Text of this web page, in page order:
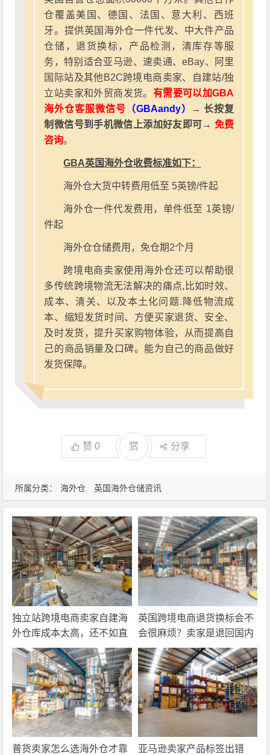
所属分类： 海外仓 英国海外仓储资讯
仓覆盖美国、德国、法国、意大利、西班
牙。提供英国海外仓一件代发、中大件产品
仓储，退货换标，产品检测，清库存等服
务，特别适合亚马逊、速卖通、eBay、阿里
国际站及其他B2C跨境电商卖家、自建站/独
立站卖家和外贸商发货。 有需要可以加GBA
海外仓客服微信号 （GBAandy）
→ 长按复
制微信号到手机微信上添加好友即可→ 免费
咨询。
GBA英国海外仓收费标准如下：
海外仓大货中转费用低至 5英镑/件起
海外仓一件代发费用，单件低至 1英镑/
件起
海外仓仓储费用，免仓期2个月
跨境电商卖家使用海外仓还可以帮助很
多传统跨境物流无法解决的痛点,比如时效、
成本、清关、以及本土化问题.降低物流成
本、缩短发货时间、方便买家退货、安全、
及时发货，提升买家购物体验，从而提高自
己的商品销量及口碑。能为自己的商品做好
发货保障。
赞0 赏 分享
独立站跨境电商卖家自建海
外仓库成本太高，还不如直
接找第三方自营海外仓！
英国跨境电商退货换标会不
会很麻烦？卖家是退回国内
还是在海外直接处理？
普货卖家怎么选海外仓才靠
亚马逊卖家产品标签出错